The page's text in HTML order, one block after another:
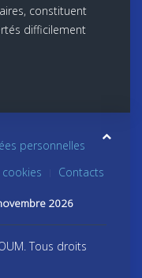
constituent
difficilement
personnelles
Contacts
2026
Tous droits